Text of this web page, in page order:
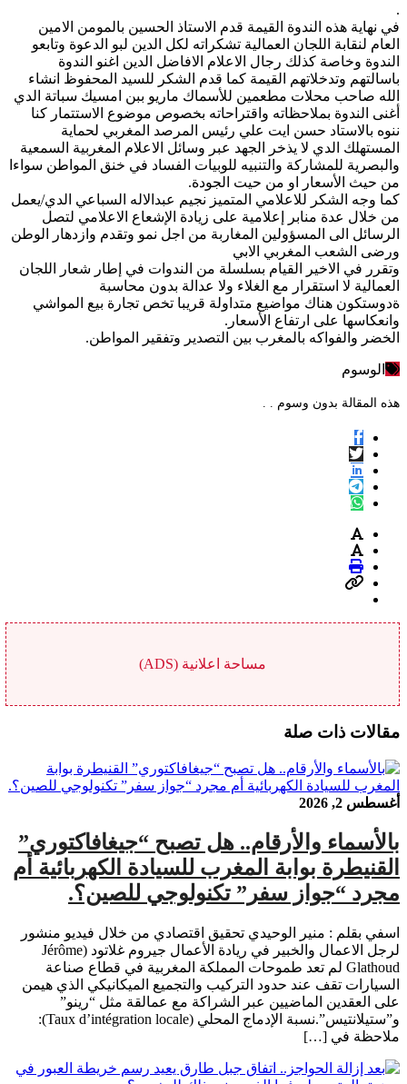
.
في نهاية هذه الندوة القيمة قدم الاستاذ الحسين بالمومن الامين
العام لنقابة اللجان العمالية تشكراته لكل الدين لبو الدعوة وتابعو
الندوة وخاصة كذلك رجال الاعلام الافاضل الدين اغنو الندوة
باسالتهم وتدخلاتهم القيمة كما قدم الشكر للسيد المحفوظ انشاء
الله صاحب محلات مطعمين للأسماك ماريو ببن امسيك سباتة الدي
أغنى الندوة بملاحظاته واقتراحاته بخصوص موضوع الاستتمار كنا
ننوه بالاستاد حسن ايت علي رئيس المرصد المغربي لحماية
المستهلك الدي لا يذخر الجهد عبر وسائل الاعلام المغربية السمعية
والبصرية للمشاركة والتنبيه للوبيات الفساد في خنق المواطن سواءا
من حيث الأسعار او من حيت الجودة.
كما وجه الشكر للاعلامي المتميز نجيم عبدالاله السباعي الدي/يعمل
من خلال عدة منابر إعلامية على زيادة الإشعاع الاعلامي لتصل
الرسائل الى المسؤولين المغاربة من اجل نمو وتقدم وازدهار الوطن
ورضى الشعب المغربي الابي
وتقرر في الاخير القيام بسلسلة من الندوات في إطار شعار اللجان
العمالية لا استقرار مع الغلاء ولا عدالة بدون محاسبة
ةدوستكون هناك مواضيع متداولة قريبا تخص تجارة بيع المواشي
وانعكاسها على ارتفاع الأسعار.
الخضر والفواكه بالمغرب بين التصدير وتفقير المواطن.
الوسوم
هذه المقالة بدون وسوم . .
مساحة اعلانية (ADS)
مقالات ذات صلة
أغسطس 2, 2026
بالأسماء والأرقام.. هل تصبح “جيغافاكتوري”
القنيطرة بوابة المغرب للسيادة الكهربائية أم
مجرد “جواز سفر” تكنولوجي للصين؟.
اسفي بقلم : منير الوحيدي تحقيق اقتصادي من خلال فيديو منشور
لرجل الاعمال والخبير في ريادة الأعمال جيروم غلاتود (Jérôme
Glathoud لم تعد طموحات المملكة المغربية في قطاع صناعة
السيارات تقف عند حدود التركيب والتجميع الميكانيكي الذي هيمن
على العقدين الماضيين عبر الشراكة مع عمالقة مثل “رينو”
و”ستيلانتيس”.نسبة الإدماج المحلي (Taux d’intégration locale):
ملاحظة في […]